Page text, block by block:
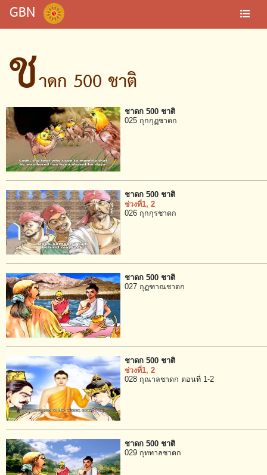
GBN
ชาดก 500 ชาติ
ชาดก 500 ชาติ
025 กุกกุฏชาดก
ชาดก 500 ชาติ
ช่วงที่1, 2
026 กุกกุรชาดก
ชาดก 500 ชาติ
027 กุฏฑาณชาดก
ชาดก 500 ชาติ
ช่วงที่1, 2
028 กุณาลชาดก ตอนที่ 1-2
ชาดก 500 ชาติ
029 กุททาลชาดก